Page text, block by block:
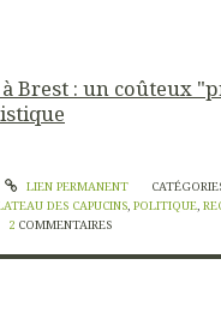
Brest : un coûteux
LIEN PERMANENT
DES CAPUCINS, POLITIQUE,
2 COMMENTAIRES